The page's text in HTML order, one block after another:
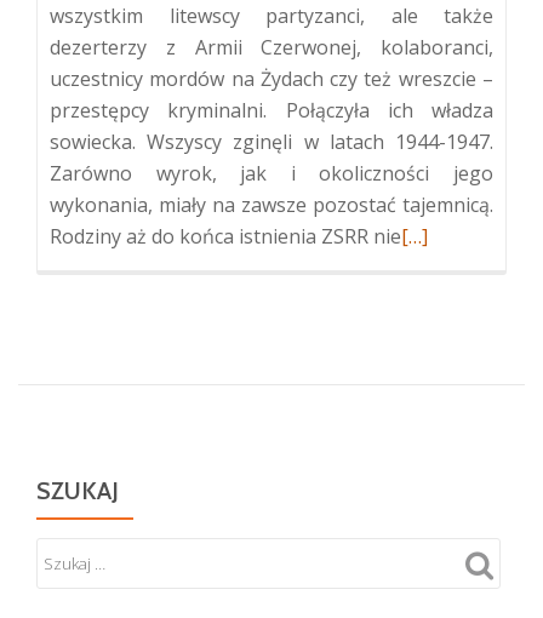
wszystkim litewscy partyzanci, ale także
dezerterzy z Armii Czerwonej, kolaboranci,
uczestnicy mordów na Żydach czy też wreszcie –
przestępcy kryminalni. Połączyła ich władza
sowiecka. Wszyscy zginęli w latach 1944-1947.
Zarówno wyrok, jak i okoliczności jego
wykonania, miały na zawsze pozostać tajemnicą.
Rodziny aż do końca istnienia ZSRR nieWięcej
[…]
SZUKAJ